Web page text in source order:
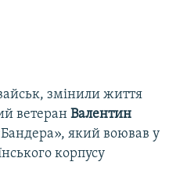
змінили життя
ветеран Валентин
який воював у
корпусу